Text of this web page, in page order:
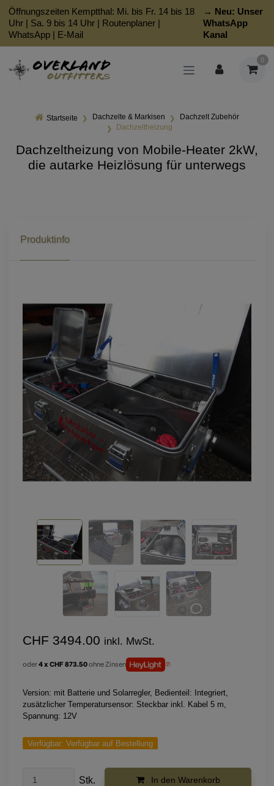
Öffnungszeiten Kemptthal: Mi. bis Fr. 14 bis 18
Uhr | Sa. 9 bis 14 Uhr | Routenplaner |
WhatsApp | E-Mail
→ Neu: Unser
WhatsApp
Kanal
0
Startseite Dachzelte & Markisen
Dachzelt Zubehör
Dachzeltheizung
Dachzeltheizung von Mobile-Heater 2kW,
die autarke Heizlösung für unterwegs
Produktinfo
CHF 3494.00 inkl. MwSt.
oder4 x CHF 873.50ohne Zinsen
Version: mit Batterie und Solarregler, Bedienteil: Integriert,
zusätzlicher Temperatursensor: Steckbar inkl. Kabel 5 m,
Spannung: 12V
Verfügbar: Verfügbar auf Bestellung
Stk. In den Warenkorb